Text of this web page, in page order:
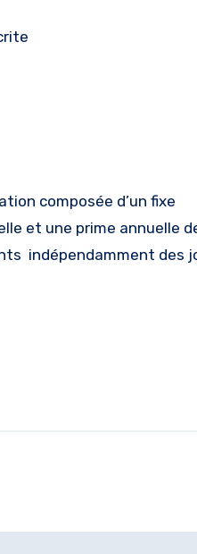
composée d’un fixe
et une prime annuelle
indépendamment des